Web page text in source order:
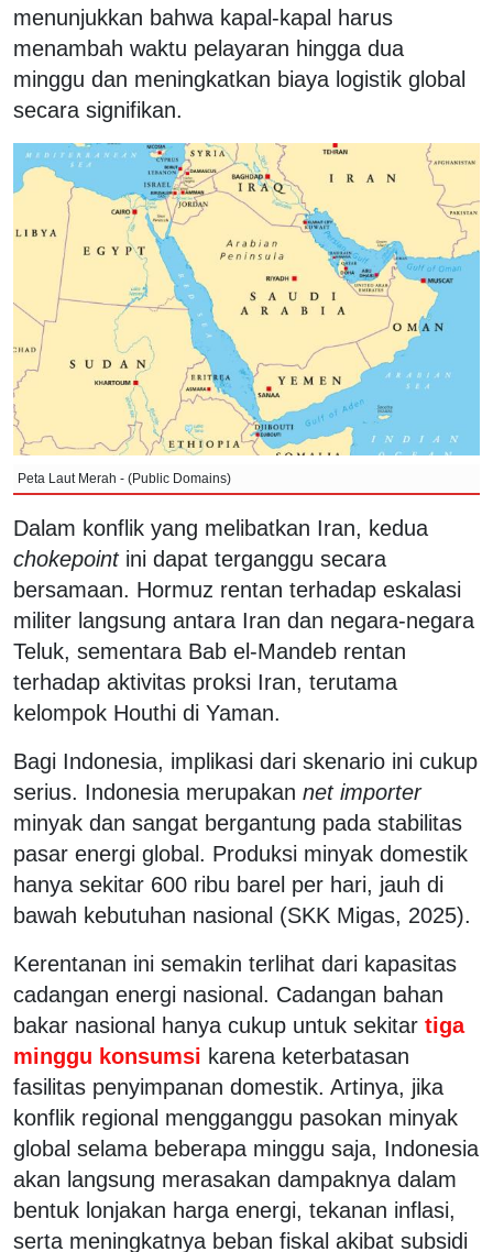
menunjukkan bahwa kapal-kapal harus
menambah waktu pelayaran hingga dua
minggu dan meningkatkan biaya logistik global
secara signifikan.
Peta Laut Merah - (Public Domains)
Dalam konflik yang melibatkan Iran, kedua
chokepointini dapat terganggu secara
bersamaan. Hormuz rentan terhadap eskalasi
militer langsung antara Iran dan negara-negara
Teluk, sementara Bab el-Mandeb rentan
terhadap aktivitas proksi Iran, terutama
kelompok Houthi di Yaman.
Bagi Indonesia, implikasi dari skenario ini cukup
serius. Indonesia merupakan net importer
minyak dan sangat bergantung pada stabilitas
pasar energi global. Produksi minyak domestik
hanya sekitar 600 ribu barel per hari, jauh di
bawah kebutuhan nasional (SKK Migas, 2025).
Kerentanan ini semakin terlihat dari kapasitas
cadangan energi nasional. Cadangan bahan
bakar nasional hanya cukup untuk sekitar tiga
minggu konsumsi karena keterbatasan
fasilitas penyimpanan domestik. Artinya, jika
konflik regional mengganggu pasokan minyak
global selama beberapa minggu saja, Indonesia
akan langsung merasakan dampaknya dalam
bentuk lonjakan harga energi, tekanan inflasi,
serta meningkatnya beban fiskal akibat subsidi